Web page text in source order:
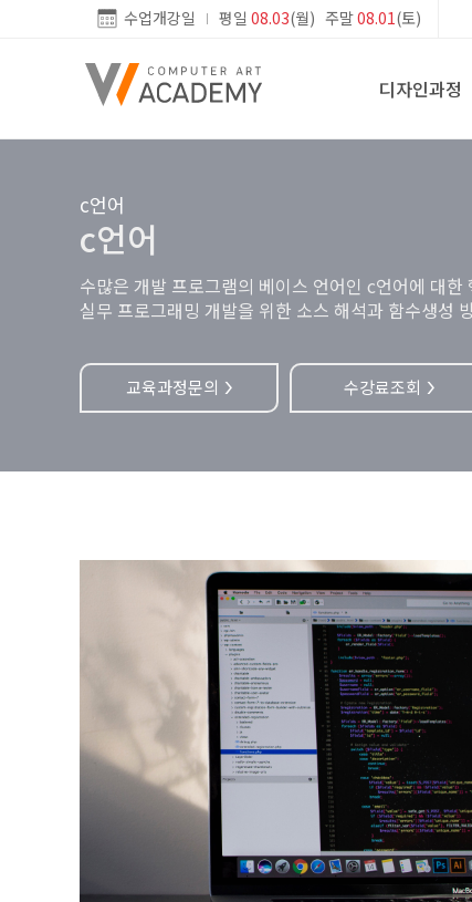
수업개강일 평일 08.03(월) 주말08.01(토)
디자인과정
c언어
c언어
수많은 개발 프로그램의 베이스 언어인 c언어에 대
실무 프로그래밍 개발을 위한 소스 해석과 함수생성
교육과정문의 > 수강료조회 >